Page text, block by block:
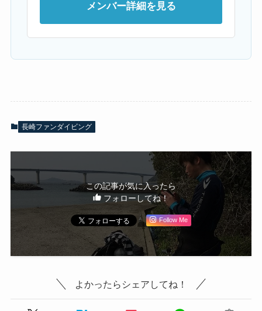
メンバー詳細を見る
長崎ファンダイビング
この記事が気に入ったら
フォローしてね！
Follow Me
よかったらシェアしてね！